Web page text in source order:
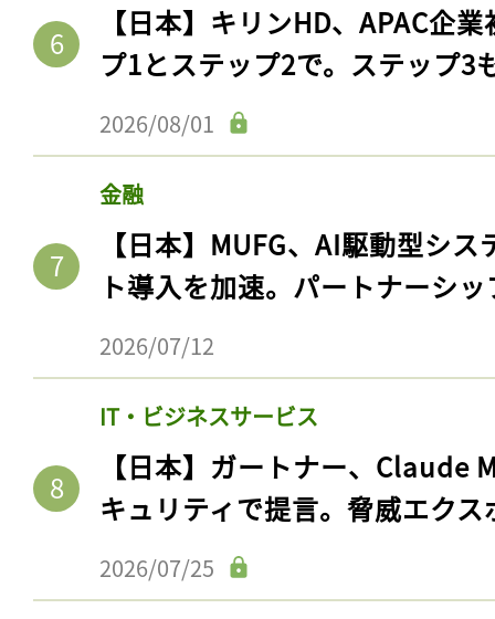
【日本】キリンHD、APAC企
プ1とステップ2で。ステップ3
2026/08/01
金融
【日本】MUFG、AI駆動型シ
ト導入を加速。パートナーシ
2026/07/12
IT・ビジネスサービス
【日本】ガートナー、Claude
キュリティで提言。脅威エク
2026/07/25